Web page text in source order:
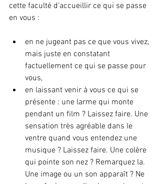
cette faculté d’accueillir ce qui se passe
en vous :
en ne jugeant pas ce que vous vivez,
mais juste en constatant
factuellement ce qui se passe pour
vous,
en laissant venir à vous ce qui se
présente : une larme qui monte
pendant un film ? Laissez faire. Une
sensation très agréable dans le
ventre quand vous entendez une
musique ? Laissez faire. Une colère
qui pointe son nez ? Remarquez la.
Une image ou un son apparaît ? Ne